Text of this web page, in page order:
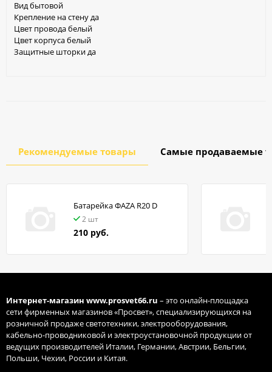
Вид бытовой
Крепление на стену да
Цвет провода белый
Цвет корпуса белый
Защитные шторки да
Рекомендуемые товары Самые продаваемые
Батарейка ФАZA R20 D
2 шт
210 руб.
Интернет-магазин www.prosvet66.ru – это онлайн-площадка
сети фирменных магазинов «Просвет», специализирующихся на
розничной продаже светотехники, электрооборудования,
кабельно-проводниковой и электроустановочной продукции от
ведущих производителей Италии, Германии, Австрии, Бельгии,
Польши, Чехии, России и Китая.